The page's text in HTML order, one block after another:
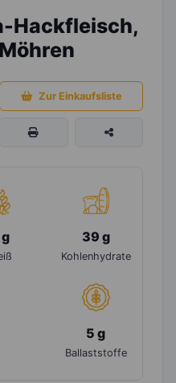
Hackfleisch,
Zur Einkaufsliste
39 g
Kohlenhydrate
5 g
Ballaststoffe